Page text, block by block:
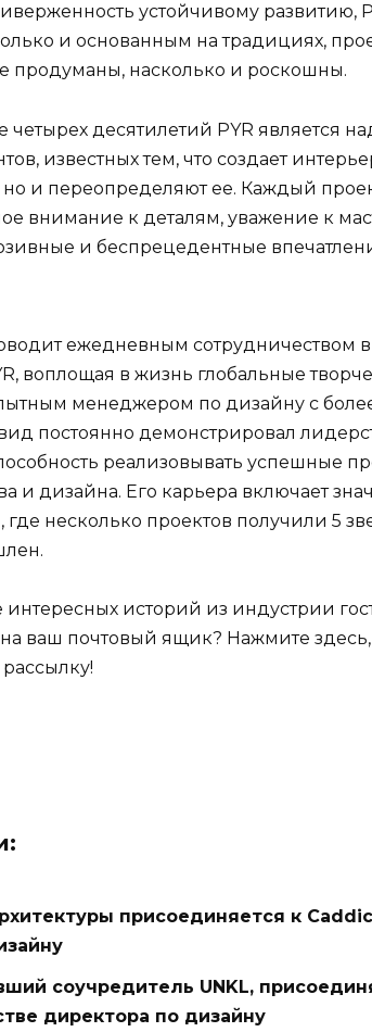
устойчивому развитию,
и основанным на традициях,
продуманы, насколько и роскошны.
четырех десятилетий PYR является
известных тем, что создает
и переопределяют ее. Каждый
внимание к деталям, уважение к
и беспрецедентные
ежедневным сотрудничеством
воплощая в жизнь глобальные
менеджером по дизайну с
постоянно демонстрировал
реализовывать успешные
и дизайна. Его карьера включает
несколько проектов получили 5
интересных историй из индустрии
ваш почтовый ящик? Нажмите
присоединяется к
соучредитель UNKL,
директора по дизайну